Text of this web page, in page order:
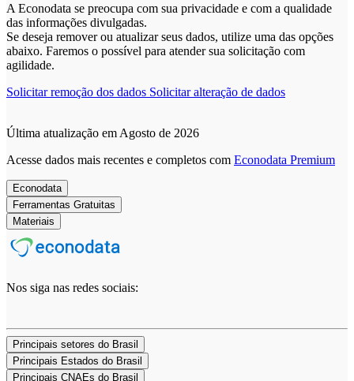
A Econodata se preocupa com sua privacidade e com a qualidade
das informações divulgadas.
Se deseja remover ou atualizar seus dados, utilize uma das opções
abaixo. Faremos o possível para atender sua solicitação com
agilidade.
Solicitar remoção dos dados Solicitar alteração de dados
Última atualização em Agosto de 2026
Acesse dados mais recentes e completos com Econodata Premium
Econodata
Ferramentas Gratuitas
Materiais
Nos siga nas redes sociais:
Principais setores do Brasil
Principais Estados do Brasil
Principais CNAEs do Brasil